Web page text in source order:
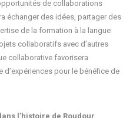
de collaborations
échanger des idées, partager des
de la formation à la langue
collaboratifs avec d’autres
collaborative favorisera
d’expériences pour le bénéfice de
l’histoire de Roudour